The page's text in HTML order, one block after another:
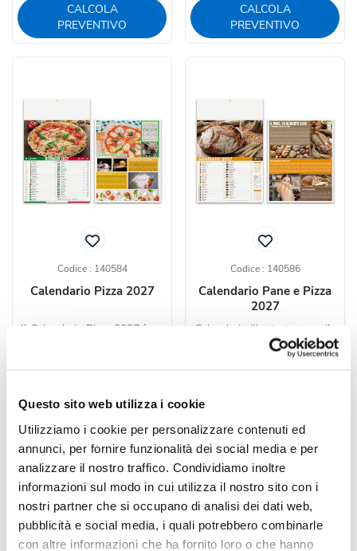
Questo sito web utilizza i cookie
Utilizziamo i cookie per personalizzare contenuti ed
annunci, per fornire funzionalità dei social media e per
analizzare il nostro traffico. Condividiamo inoltre
informazioni sul modo in cui utilizza il nostro sito con i
nostri partner che si occupano di analisi dei dati web,
pubblicità e social media, i quali potrebbero combinarle
con altre informazioni che ha fornito loro o che hanno
CALCOLA
PREVENTIVO
CALCOLA
PREVENTIVO
Codice : 140584
Calendario Pizza 2027
Il Calendario Pizza 2027 è un
a partire da
€ 0,59 cad.
CALCOLA
Codice : 140586
Calendario Pane e Pizza
2027
Calendario illustrato mensile
2027 a tema pane e pizza,
composto da 12 fogli...
€ 0,59 cad.
CALCOLA